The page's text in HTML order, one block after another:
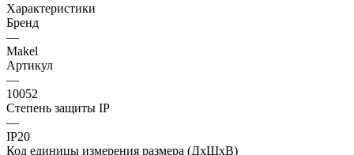
Характеристики
Бренд
—
Makel
Артикул
—
10052
Степень защиты IP
—
IP20
Код единицы измерения размера (ДхШхВ)